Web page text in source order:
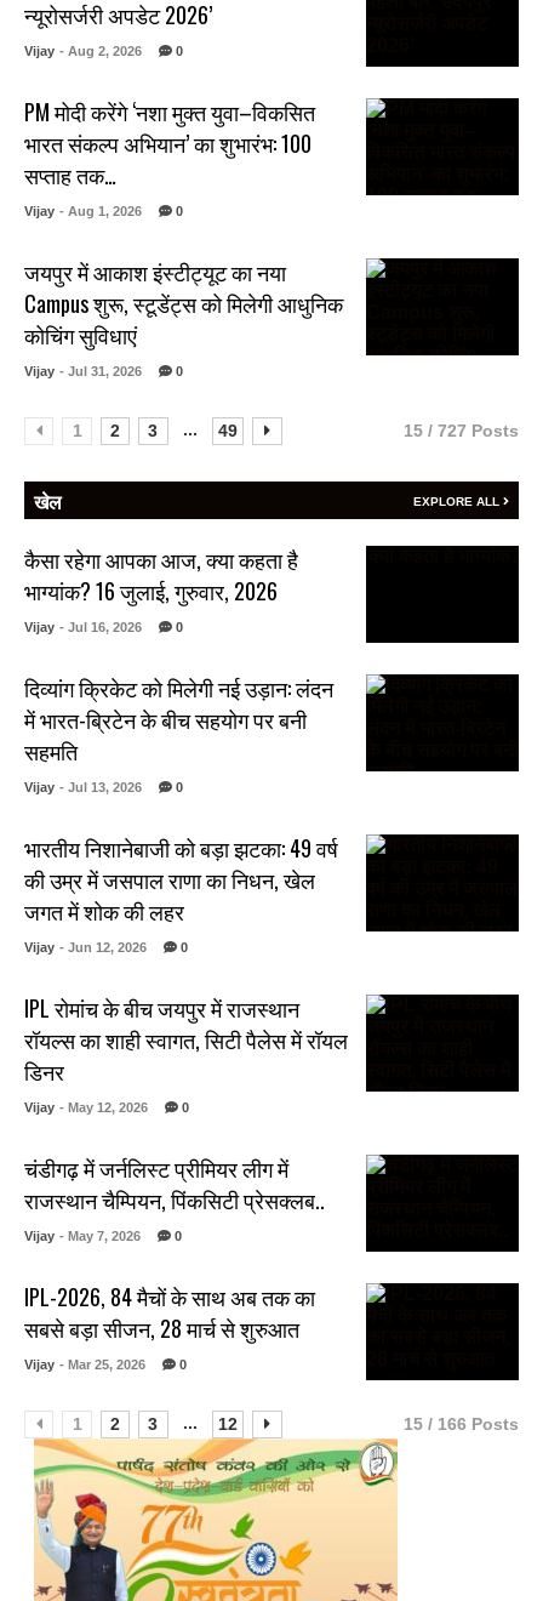
न्यूरोसर्जरी अपडेट 2026’
Vijay - Aug 2, 2026 0
PM मोदी करेंगे ‘नशा मुक्त युवा–विकसित
भारत संकल्प अभियान’ का शुभारंभ: 100
सप्ताह तक…
Vijay - Aug 1, 2026 0
जयपुर में आकाश इंस्टीट्यूट का नया
Campus शुरू, स्टूडेंट्स को मिलेगी आधुनिक
कोचिंग सुविधाएं
Vijay - Jul 31, 2026 0
1 2 3 ... 49 15 / 727 Posts
खेल EXPLORE ALL
कैसा रहेगा आपका आज, क्या कहता है
भाग्यांक? 16 जुलाई, गुरुवार, 2026
Vijay - Jul 16, 2026 0
दिव्यांग क्रिकेट को मिलेगी नई उड़ान: लंदन
में भारत-ब्रिटेन के बीच सहयोग पर बनी
सहमति
Vijay - Jul 13, 2026 0
भारतीय निशानेबाजी को बड़ा झटका: 49 वर्ष
की उम्र में जसपाल राणा का निधन, खेल
जगत में शोक की लहर
Vijay - Jun 12, 2026 0
IPL रोमांच के बीच जयपुर में राजस्थान
रॉयल्स का शाही स्वागत, सिटी पैलेस में रॉयल
डिनर
Vijay - May 12, 2026 0
चंडीगढ़ में जर्नलिस्ट प्रीमियर लीग में
राजस्थान चैम्पियन, पिंकसिटी प्रेसक्लब..
Vijay - May 7, 2026 0
IPL-2026, 84 मैचों के साथ अब तक का
सबसे बड़ा सीजन, 28 मार्च से शुरुआत
Vijay - Mar 25, 2026 0
1 2 3 ... 12 15 / 166 Posts